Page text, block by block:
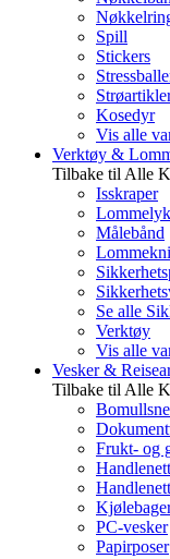
Spill
Stickers
Kosedyr
Vis alle
Verktøy &
Tilbake til Alle
Isskraper
Målebånd
Se alle
Verktøy
Vis alle
Vesker &
Tilbake til Alle
Frukt- og
PC-vesker
Papirposer